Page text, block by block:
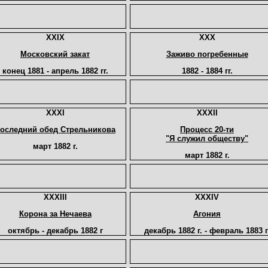
XXIX
Московский закат
конец 1881 - апрель 1882 гг.
XXX
Заживо погребенные
1882 - 1884 гг.
XXXI
обед Стрельникова
март 1882 г.
XXXII
Процесс 20-ти
"Я служил обществу"
март 1882 г.
XXXIII
Корона за Нечаева
октябрь - декабрь 1882 г
XXXIV
Агония
декабрь 1882 г. - февраль 1883